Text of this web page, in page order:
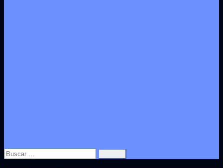
Buscar: